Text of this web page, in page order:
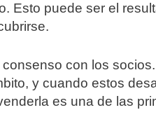
Esto puede ser el
con los
y cuando estos
es una de las